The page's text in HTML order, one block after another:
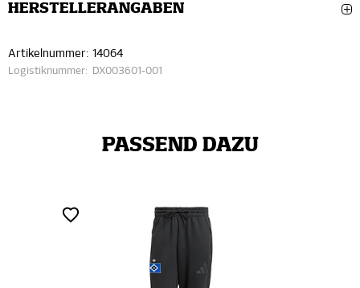
HERSTELLERANGABEN
Artikelnummer: 14064
Logistiknummer: DX003601-001
PASSEND DAZU